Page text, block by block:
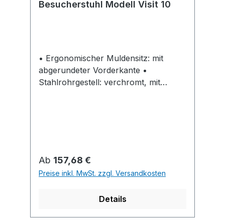
Besucherstuhl Modell Visit 10
• Ergonomischer Muldensitz: mit
abgerundeter Vorderkante •
Stahlrohrgestell: verchromt, mit
Besucherstuhl.
Regulärer Preis:
Ab 157,68 €
Preise inkl. MwSt. zzgl. Versandkosten
Details